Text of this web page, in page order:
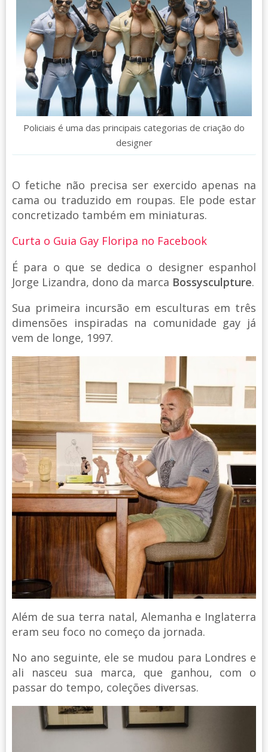
Policiais é uma das principais categorias de criação do
designer
O fetiche não precisa ser exercido apenas na
cama ou traduzido em roupas. Ele pode estar
concretizado também em miniaturas.
Curta o Guia Gay Floripa no Facebook
É para o que se dedica o designer espanhol
Jorge Lizandra, dono da marca Bossysculpture.
Sua primeira incursão em esculturas em três
dimensões inspiradas na comunidade gay já
vem de longe, 1997.
Além de sua terra natal, Alemanha e Inglaterra
eram seu foco no começo da jornada.
No ano seguinte, ele se mudou para Londres e
ali nasceu sua marca, que ganhou, com o
passar do tempo, coleções diversas.